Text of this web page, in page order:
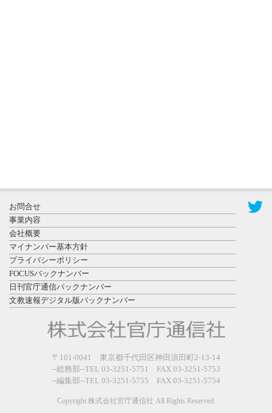
県警等と大
規模災害時
連携協定を
締結し...
2026年7月27
日更新
政経学部の
来春開設決
定を祝...
お問合せ
事業内容
会社概要
マイナンバー基本方針
プライバシーポリシー
FOCUSバックナンバー
日刊官庁通信バックナンバー
文教速報デジタル版バックナンバー
〒101-0041 東京都千代田区神田須田町2-13-14
--総務部--TEL 03-3251-5751 FAX 03-3251-5753
--編集部--TEL 03-3251-5755 FAX 03-3251-5754
Copyright 株式会社官庁通信社 All Rights Reserved.